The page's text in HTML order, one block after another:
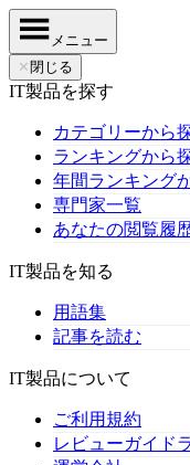
メニュー
✕ 閉じる
IT製品を探す
カテゴリーから
ランキングから
年間ランキング
専門家一覧
あなたの閲覧履
IT製品を知る
用語集
記事を読む
IT製品について
ご利用規約
レビューガイド